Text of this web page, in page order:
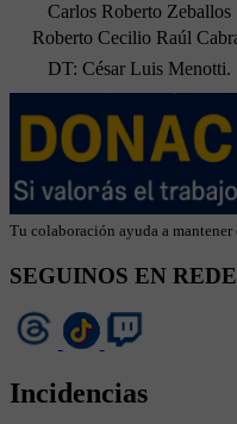
Carlos Roberto Zeballos
Roberto Cecilio Raúl
DT: César Luis Menotti.
Tu colaboración ayuda a
SEGUINOS EN
Incidencias